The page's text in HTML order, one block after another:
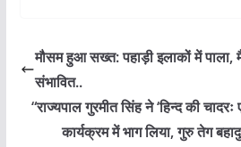
मौसम हुआ सख्त: पहाड़ी इलाकों में पाला,
संभावित..
“राज्यपाल गुरमीत सिंह ने ‘हिन्द की चादरः
कार्यक्रम में भाग लिया, गुरु तेग